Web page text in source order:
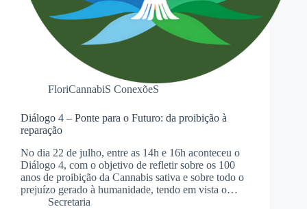
FloriCannabiS ConexõeS
Diálogo 4 – Ponte para o Futuro: da proibição à
reparação
No dia 22 de julho, entre as 14h e 16h aconteceu o
Diálogo 4, com o objetivo de refletir sobre os 100
anos de proibição da Cannabis sativa e sobre todo o
prejuízo gerado à humanidade, tendo em vista o…
Secretaria